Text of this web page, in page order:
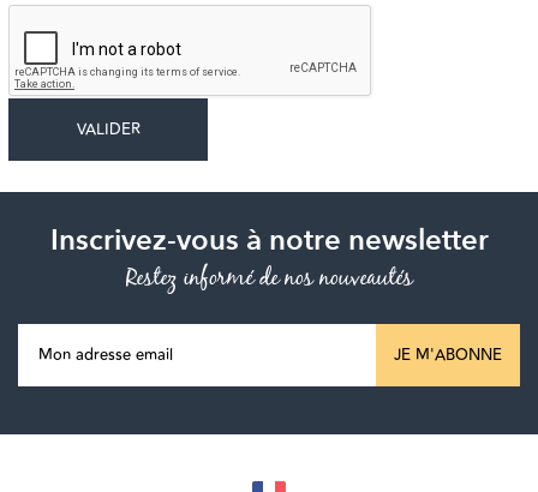
Inscrivez-vous à notre newsletter
Restez informé de nos nouveautés
JE M'ABONNE